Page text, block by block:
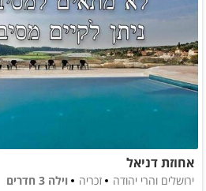
אחוזת דניאל
ירושלים והרי יהודה זכריה
וילה 3 חדרים